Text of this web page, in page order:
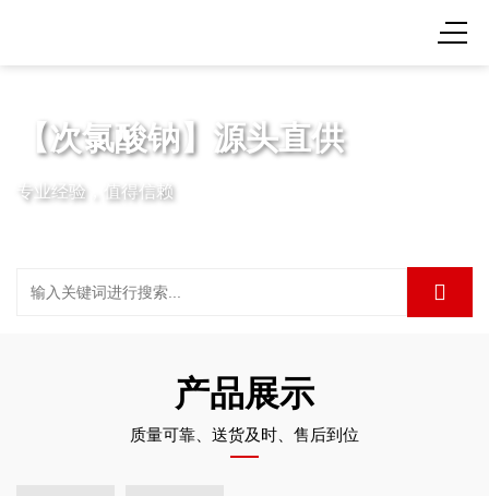
【次氯酸钠】源头直供
专业经验，值得信赖
产品展示
质量可靠、送货及时、售后到位